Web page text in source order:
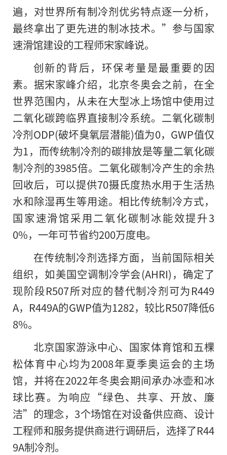
遍，对世界所有制冷剂优劣特点逐一分析，
最终拿出了更先进的制冰技术。”参与国家
速滑馆建设的工程师宋家峰说。
创新的背后，环保考量是最重要的因
素。据宋家峰介绍，北京冬奥会之前，在全
世界范围内，从未在大型冰上场馆中使用过
二氧化碳跨临界直接制冷系统。二氧化碳制
冷剂ODP(破坏臭氧层潜能)值为0，GWP值仅
为1，而传统制冷剂的碳排放是等量二氧化碳
制冷剂的3985倍。二氧化碳制冷产生的余热
回收后，可以提供70摄氏度热水用于生活热
水和除湿再生等用途。相比传统制冷方式，
国家速滑馆采用二氧化碳制冰能效提升3
0%，一年可节省约200万度电。
在传统制冷剂选择方面，当前国际相关
组织，如美国空调制冷学会(AHRI)，确定了
现阶段R507所对应的替代制冷剂可为R449
A，R449A的GWP值为1282，较比R507降低6
8%。
北京国家游泳中心、国家体育馆和五棵
松体育中心均为2008年夏季奥运会的主场
馆，并将在2022年冬奥会期间承办冰壶和冰
球比赛。为响应“绿色、共享、开放、廉
洁”的理念，3个场馆在对设备供应商、设计
工程师和服务提供商进行调研后，选择了R44
9A制冷剂。